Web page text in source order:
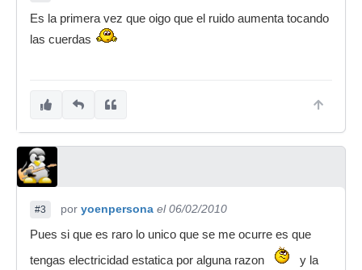
Es la primera vez que oigo que el ruido aumenta tocando
las cuerdas
#3 por yoenpersona el 06/02/2010
Pues si que es raro lo unico que se me ocurre es que
tengas electricidad estatica por alguna razon
y la